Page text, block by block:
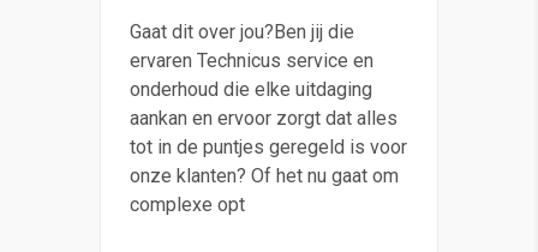
Gaat dit over jou?Ben jij die
ervaren Technicus service en
onderhoud die elke uitdaging
aankan en ervoor zorgt dat alles
tot in de puntjes geregeld is voor
onze klanten? Of het nu gaat om
complexe opt